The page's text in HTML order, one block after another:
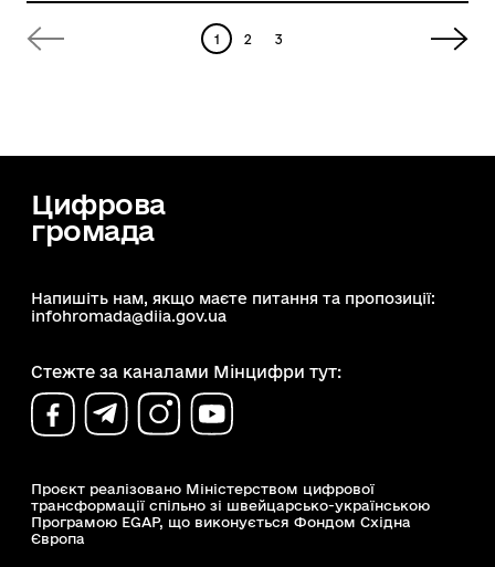
1 2 3
Цифрова
громада
Напишіть нам, якщо маєте питання та пропозиції:
infohromada@diia.gov.ua
Стежте за каналами Мінцифри тут:
Проєкт реалізовано Міністерством цифрової
трансформації спільно зі швейцарсько-українською
Програмою EGAP, що виконується Фондом Східна
Європа